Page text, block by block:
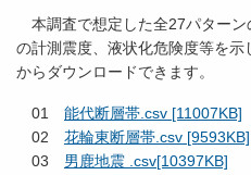
本調査で想定した全27パターン
の計測震度、液状化危険度等を
からダウンロードできます。
01 能代断層帯.csv [11007KB]
02 花輪東断層帯.csv [9593KB]
03 男鹿地震 .csv[10397KB]